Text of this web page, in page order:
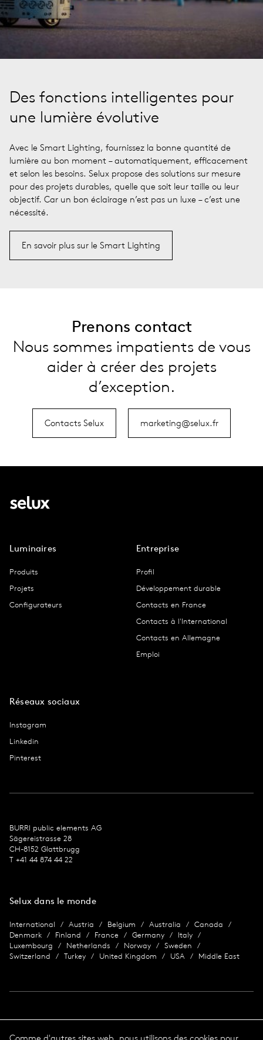
Des fonctions intelligentes pour
une lumière évolutive
Avec le Smart Lighting, fournissez la bonne quantité de
lumière au bon moment – automatiquement, efficacement
et selon les besoins. Selux propose des solutions sur mesure
pour des projets durables, quelle que soit leur taille ou leur
objectif. Car un bon éclairage n’est pas un luxe – c’est une
nécessité.
En savoir plus sur le Smart Lighting
Prenons contact
Nous sommes impatients de vous
aider à créer des projets
d’exception.
Contacts Selux marketing@selux.fr
Luminaires
Produits
Projets
Configurateurs
Entreprise
Profil
Développement durable
Contacts en France
Contacts à l'International
Contacts en Allemagne
Emploi
Réseaux sociaux
Instagram
Linkedin
Pinterest
BURRI public ele­ments AG
Sägereis­trasse 28
CH-8152 Glat­tbrugg
T +41 44 874 44 22
Selux dans le monde
International Austria Belgium Australia
Canada
Denmark
Finland France Germany
Italy
Luxembourg
Netherlands Norway
Sweden
Switzerland
Turkey United Kingdom USA Middle East